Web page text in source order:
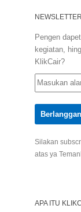
NEWSLETTER
Pengen
kegiatan,
KlikCair?
Silakan
atas ya
APA ITU